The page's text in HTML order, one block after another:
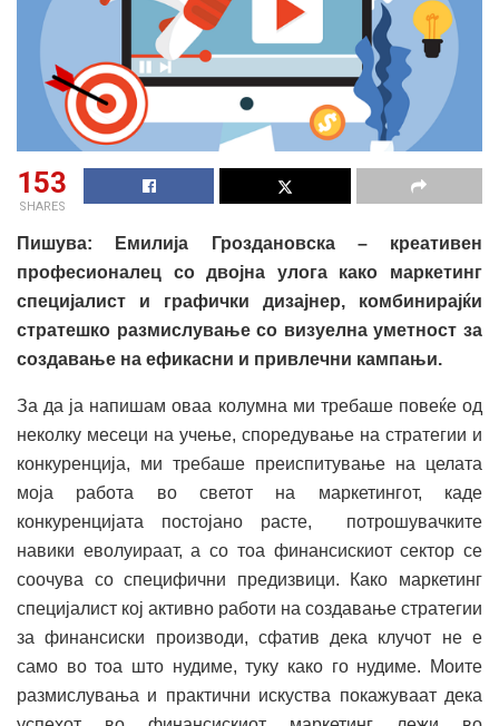
153
SHARES
Пишува: Емилија Гроздановска – креативен
професионалец со двојна улога како маркетинг
специјалист и графички дизајнер, комбинирајќи
стратешко размислување со визуелна уметност за
создавање на ефикасни и привлечни кампањи.
За да ја напишам оваа колумна ми требаше повеќе од
неколку месеци на учење, споредување на стратегии и
конкуренција, ми требаше преиспитување на целата
моја работа во светот на маркетингот, каде
конкуренцијата постојано расте, потрошувачките
навики еволуираат, а со тоа финансискиот сектор се
соочува со специфични предизвици. Како маркетинг
специјалист кој активно работи на создавање стратегии
за финансиски производи, сфатив дека клучот не е
само во тоа што нудиме, туку како го нудиме. Моите
размислувања и практични искуства покажуваат дека